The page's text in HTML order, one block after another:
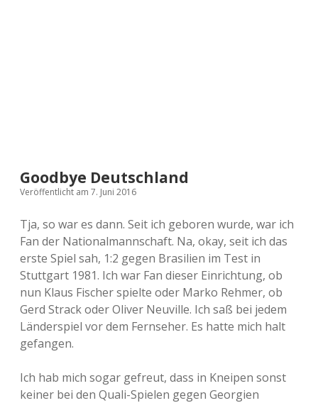
Goodbye Deutschland
Veröffentlicht am 7. Juni 2016
Tja, so war es dann. Seit ich geboren wurde, war ich
Fan der Nationalmannschaft. Na, okay, seit ich das
erste Spiel sah, 1:2 gegen Brasilien im Test in
Stuttgart 1981. Ich war Fan dieser Einrichtung, ob
nun Klaus Fischer spielte oder Marko Rehmer, ob
Gerd Strack oder Oliver Neuville. Ich saß bei jedem
Länderspiel vor dem Fernseher. Es hatte mich halt
gefangen.
Ich hab mich sogar gefreut, dass in Kneipen sonst
keiner bei den Quali-Spielen gegen Georgien